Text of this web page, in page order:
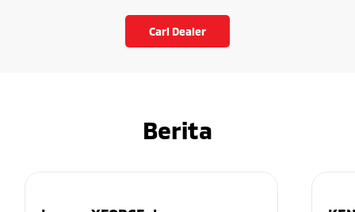
Cari Dealer
Berita